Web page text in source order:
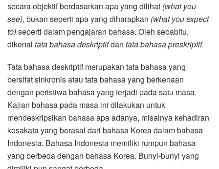
secara objektif berdasarkan apa yang dilihat (what you
see), bukan seperti apa yang diharapkan (what you expect
to)seperti dalam pengajaran bahasa. Oleh sebabitu,
dikenal tata bahasa deskriptifdan tata bahasa preskriptif.
Tata bahasa deskriptif merupakan tata bahasa yang
bersifat sinkronis atau tata bahasa yang berkenaan
dengan peristiwa bahasa yang terjadi pada satu masa.
Kajian bahasa pada masa ini dilakukan untuk
mendeskripsikan bahasa apa adanya, misalnya kehadiran
kosakata yang berasal dari bahasa Korea dalam bahasa
Indonesia. Bahasa Indonesia memiliki rumpun bahasa
yang berbeda dengan bahasa Korea. Bunyi-bunyi yang